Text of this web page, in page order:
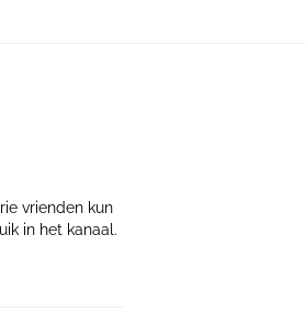
vrienden kun
in het kanaal.